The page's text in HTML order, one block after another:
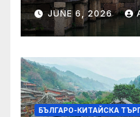
JUNE 6, 2026
БЪЛГАРО-КИТАЙСКА